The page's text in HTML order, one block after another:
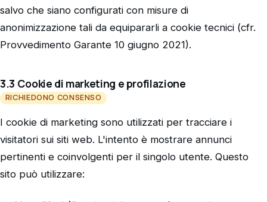
salvo che siano configurati con misure di
anonimizzazione tali da equipararli a cookie tecnici (cfr.
Provvedimento Garante 10 giugno 2021).
3.3 Cookie di marketing e profilazione
RICHIEDONO CONSENSO
I cookie di marketing sono utilizzati per tracciare i
visitatori sui siti web. L'intento è mostrare annunci
pertinenti e coinvolgenti per il singolo utente. Questo
sito può utilizzare: